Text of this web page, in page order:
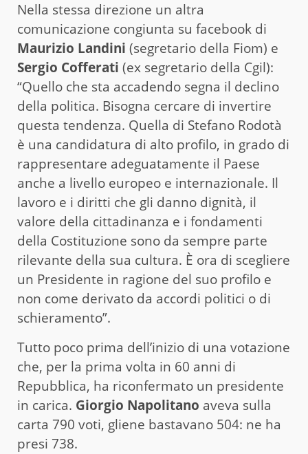
Nella stessa direzione un altra
comunicazione congiunta su facebook di
Maurizio Landini (segretario della Fiom) e
Sergio Cofferati (ex segretario della Cgil):
“Quello che sta accadendo segna il declino
della politica. Bisogna cercare di invertire
questa tendenza. Quella di Stefano Rodotà
è una candidatura di alto profilo, in grado di
rappresentare adeguatamente il Paese
anche a livello europeo e internazionale. Il
lavoro e i diritti che gli danno dignità, il
valore della cittadinanza e i fondamenti
della Costituzione sono da sempre parte
rilevante della sua cultura. È ora di scegliere
un Presidente in ragione del suo profilo e
non come derivato da accordi politici o di
schieramento”.
Tutto poco prima dell’inizio di una votazione
che, per la prima volta in 60 anni di
Repubblica, ha riconfermato un presidente
in carica. Giorgio Napolitano aveva sulla
carta 790 voti, gliene bastavano 504: ne ha
presi 738.